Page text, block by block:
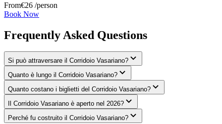
From€26 /person
Book Now
Frequently Asked Questions
Si può attraversare il Corridoio Vasariano?
Quanto è lungo il Corridoio Vasariano?
Quanto costano i biglietti del Corridoio Vasariano?
Il Corridoio Vasariano è aperto nel 2026?
Perché fu costruito il Corridoio Vasariano?